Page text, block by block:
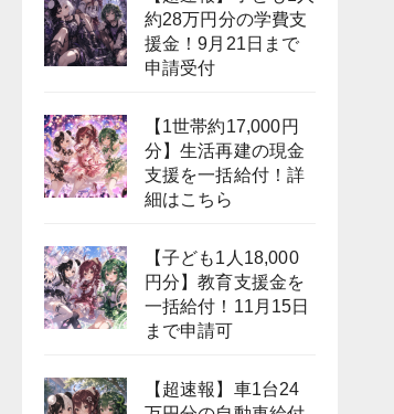
約28万円分の学費支
援金！9月21日まで
申請受付
【1世帯約17,000円
分】生活再建の現金
支援を一括給付！詳
細はこちら
【子ども1人18,000
円分】教育支援金を
一括給付！11月15日
まで申請可
【超速報】車1台24